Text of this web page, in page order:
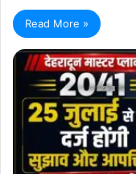
Read More »